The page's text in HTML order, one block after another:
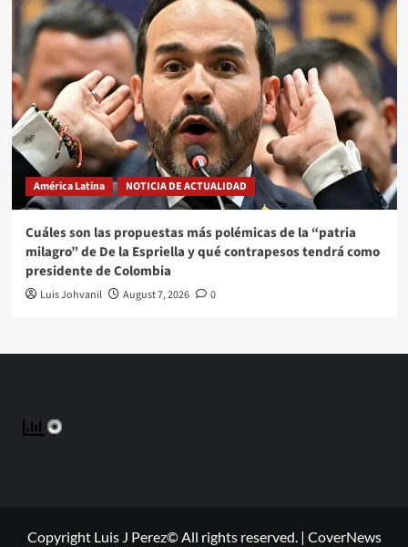
América Latina NOTICIA DE ACTUALIDAD
Cuáles son las propuestas más polémicas de la “patria
milagro” de De la Espriella y qué contrapesos tendrá como
presidente de Colombia
Luis Johvanil August 7, 2026 0
Copyright Luis J Perez© All rights reserved. | CoverNews